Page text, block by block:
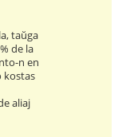
taŭga
de la
n en
kostas
aliaj